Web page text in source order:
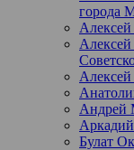
города
Алексей
Андрей
Булат